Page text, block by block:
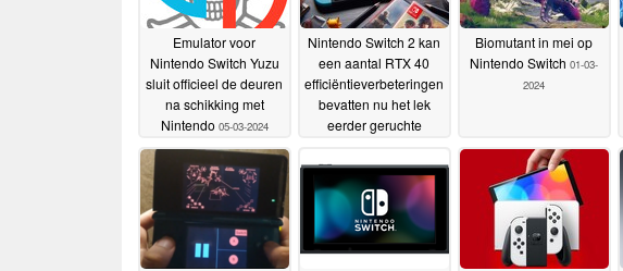
Emulator voor
Nintendo Switch Yuzu
sluit officieel de deuren
na schikking met
Nintendo 05-03-2024
Nintendo Switch 2 kan
een aantal RTX 40
efficiëntieverbeteringen
bevatten nu het lek
eerder geruchte
01-03-2024
Biomutant in mei op
Nintendo Switch 01-03-
2024